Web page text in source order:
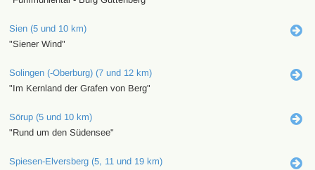
Sien (5 und 10 km)
"Siener Wind"
Solingen (-Oberburg) (7 und 12 km)
"Im Kernland der Grafen von Berg"
Sörup (5 und 10 km)
"Rund um den Südensee"
Spiesen-Elversberg (5, 11 und 19 km)